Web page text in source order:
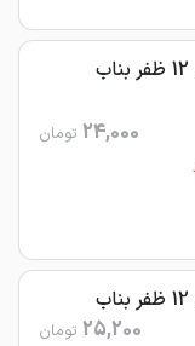
24,000 تومان
25,200 تومان